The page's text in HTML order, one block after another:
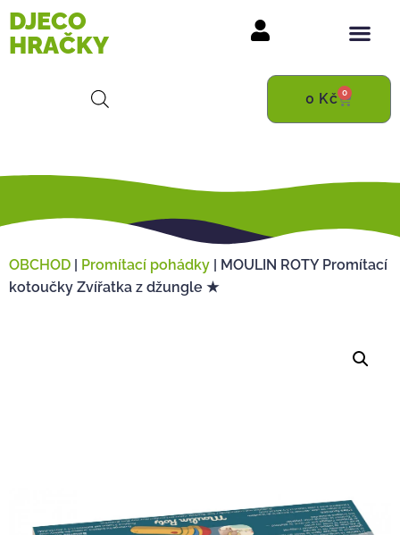
DJECO
HRAČKY
0 Kč 0
OBCHOD | Promítací pohádky | MOULIN ROTY Promítací
kotoučky Zvířatka z džungle ★